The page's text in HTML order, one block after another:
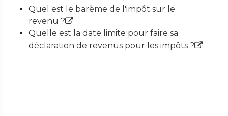
Quel est le barème de l'impôt sur le
revenu ?
Quelle est la date limite pour faire sa
déclaration de revenus pour les impôts ?